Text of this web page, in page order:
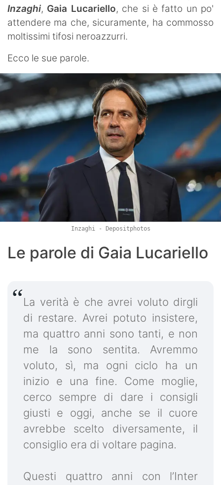
Inzaghi, Gaia Lucariello, che si è fatto un po'
attendere ma che, sicuramente, ha commosso
moltissimi tifosi neroazzurri.
Ecco le sue parole.
Inzaghi - Depositphotos
Le parole di Gaia Lucariello
La verità è che avrei voluto dirgli
di restare. Avrei potuto insistere,
ma quattro anni sono tanti, e non
me la sono sentita. Avremmo
voluto, sì, ma ogni ciclo ha un
inizio e una fine. Come moglie,
cerco sempre di dare i consigli
giusti e oggi, anche se il cuore
avrebbe scelto diversamente, il
consiglio era di voltare pagina.
Questi quattro anni con l’Inter